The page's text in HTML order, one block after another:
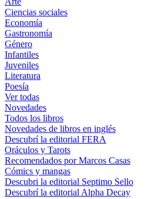
Ciencias sociales
Economía
Gastronomía
Género
Infantiles
Juveniles
Literatura
Poesía
Ver todas
Novedades
Todos los libros
Novedades de libros en inglés
Descubrí la editorial FERA
Oráculos y Tarots
Recomendados por Marcos Casas
Cómics y mangas
Descubri la editorial Septimo Sello
Descubrí la editorial Alpha Decay